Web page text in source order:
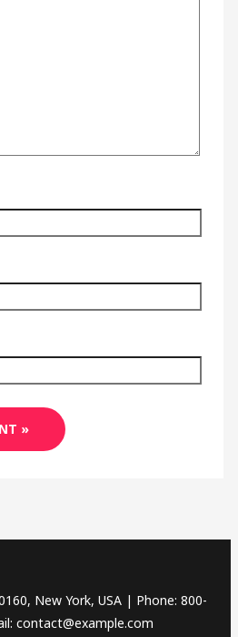
New York, USA | Phone: 800-
contact@example.com